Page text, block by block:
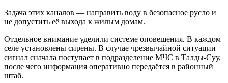
Задача этих каналов — направить воду в безопасное русло и
не допустить её выхода к жилым домам.
Отдельное внимание уделили системе оповещения. В каждом
селе установлены сирены. В случае чрезвычайной ситуации
сигнал сначала поступает в подразделение МЧС в Талды-Суу,
после чего информация оперативно передаётся в районный
штаб.